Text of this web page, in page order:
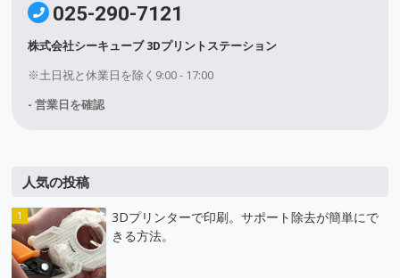
025-290-7121
株式会社シーキューブ 3Dプリントステーション
※土日祝と休業日を除く9:00 - 17:00
- 営業日を確認
人気の投稿
3Dプリンターで印刷。サポート除去が簡単にで
きる方法。